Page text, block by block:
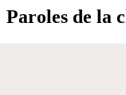
Paroles de la